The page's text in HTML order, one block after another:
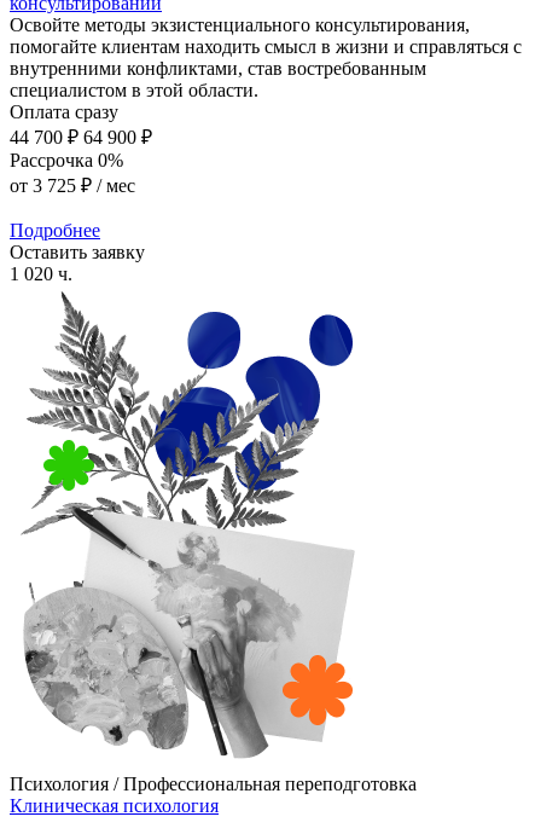
Освойте методы экзистенциального консультирования,
помогайте клиентам находить смысл в жизни и справляться с
внутренними конфликтами, став востребованным
специалистом в этой области.
Оплата сразу
44 700 ₽ 64 900 ₽
Рассрочка 0%
от 3 725 ₽ / мес
Подробнее
Оставить заявку
1 020 ч.
Психология / Профессиональная переподготовка
Клиническая психология